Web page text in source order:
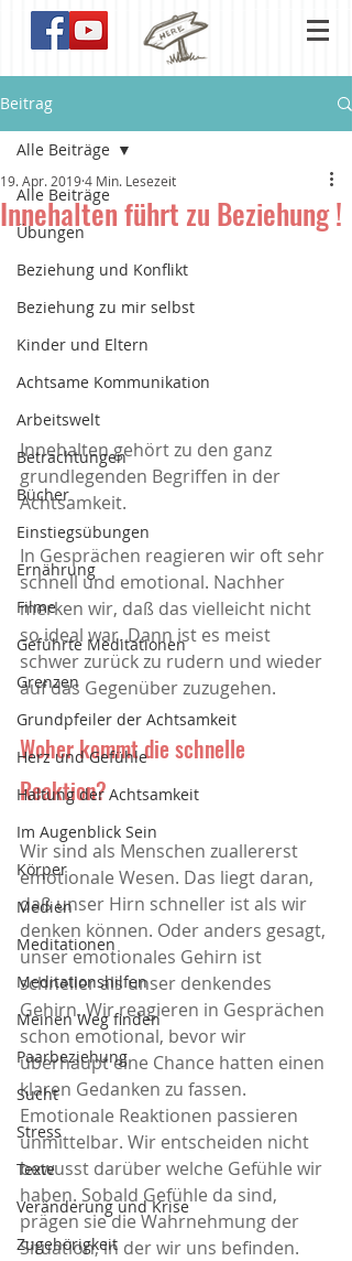
Beitrag
Alle Beiträge
Übungen
Beziehung und Konflikt
Beziehung zu mir selbst
Kinder und Eltern
Achtsame Kommunikation
Arbeitswelt
Betrachtungen
Bücher
Einstiegsübungen
Ernährung
Filme
Geführte Meditationen
Grenzen
Grundpfeiler der Achtsamkeit
Herz und Gefühle
Haltung der Achtsamkeit
Im Augenblick Sein
Körper
Medien
Meditationen
Meditationshilfen
Meinen Weg finden
Paarbeziehung
Sucht
Stress
Texte
Veränderung und Krise
Zugehörigkeit
Alle Beiträge
Innehalten führt zu Beziehung !
19. Apr. 20194 Min. Lesezeit
Innehalten gehört zu den ganz
grundlegenden Begriffen in der
Achtsamkeit.
In Gesprächen reagieren wir oft sehr
schnell und emotional. Nachher
merken wir, daß das vielleicht nicht
so ideal war. Dann ist es meist
schwer zurück zu rudern und wieder
auf das Gegenüber zuzugehen.
Woher kommt die schnelle
Reaktion?
Wir sind als Menschen zuallererst
emotionale Wesen. Das liegt daran,
daß unser Hirn schneller ist als wir
denken können. Oder anders gesagt,
unser emotionales Gehirn ist
schneller als unser denkendes
Gehirn. Wir reagieren in Gesprächen
schon emotional, bevor wir
überhaupt eine Chance hatten einen
klaren Gedanken zu fassen.
Emotionale Reaktionen passieren
unmittelbar. Wir entscheiden nicht
bewusst darüber welche Gefühle wir
haben. Sobald Gefühle da sind,
prägen sie die Wahrnehmung der
Situation, in der wir uns befinden.